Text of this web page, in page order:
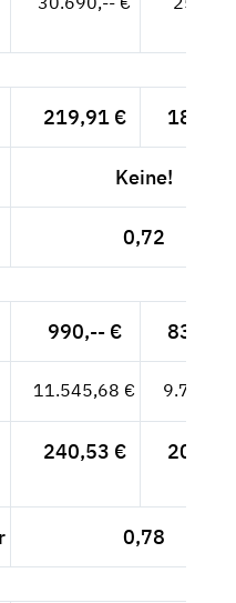
219,91 €
Keine!
0,72
990,-- €
11.545,68 €
240,53 €
0,78